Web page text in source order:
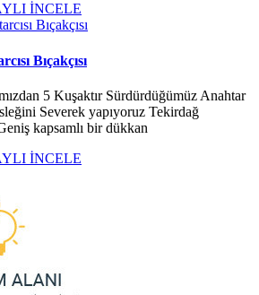
İNCELE
Bıçakçısı
5 Kuşaktır Sürdürdüğümüz Anahtar
Severek yapıyoruz Tekirdağ
kapsamlı bir dükkan
İNCELE